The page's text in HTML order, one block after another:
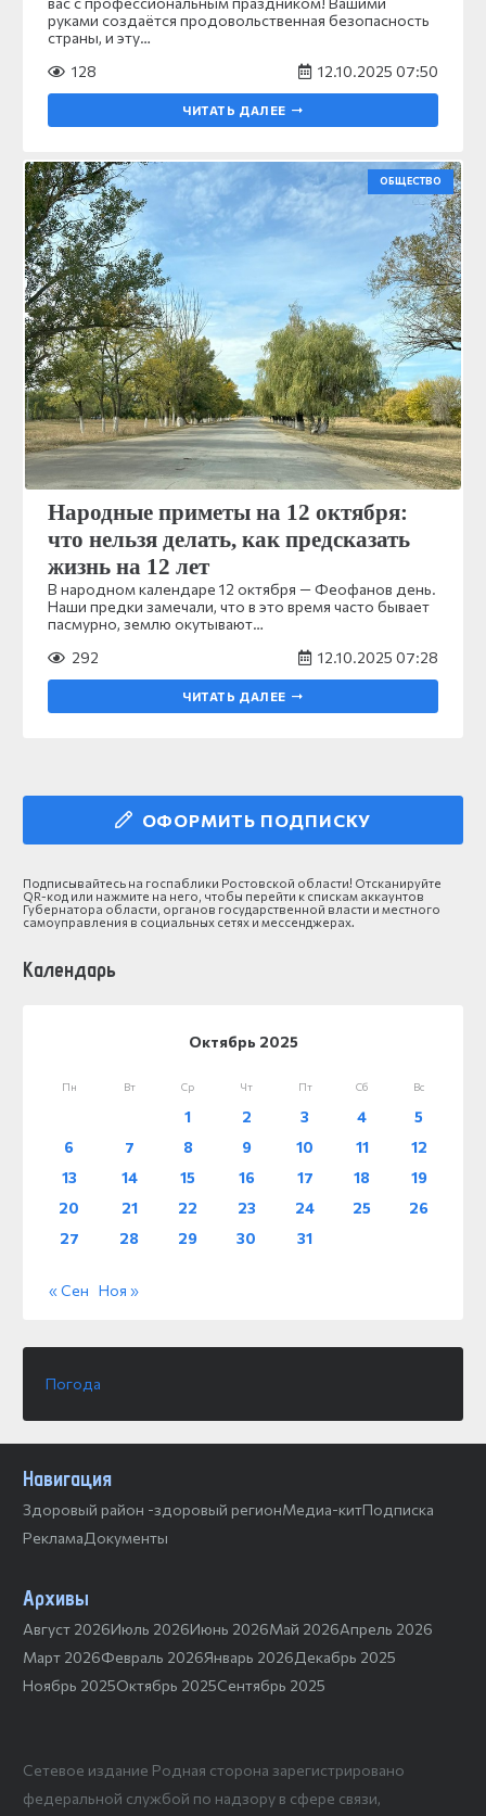
руками создаётся продовольственная безопасность
страны, и эту…
128
12.10.2025 07:50
ЧИТАТЬ ДАЛЕЕ
ОБЩЕСТВО
Народные приметы на 12 октября:
что нельзя делать, как предсказать
жизнь на 12 лет
В народном календаре 12 октября — Феофанов день.
Наши предки замечали, что в это время часто бывает
пасмурно, землю окутывают…
292
12.10.2025 07:28
ЧИТАТЬ ДАЛЕЕ
ОФОРМИТЬ ПОДПИСКУ
Подписывайтесь на госпаблики Ростовской области! Отсканируйте
QR-код или нажмите на него, чтобы перейти к спискам аккаунтов
Губернатора области, органов государственной власти и местного
самоуправления в социальных сетях и мессенджерах.
Календарь
Октябрь 2025
Пн Вт Ср Чт Пт Сб Вс
1 2 3 4
5
6
7 8 9 10 11
12
13
14 15 16 17 18
19
20
21 22 23 24 25
26
27
28 29 30 31
« Сен Ноя »
Погода
Навигация
Здоровый район -здоровый регионМедиа-китПодписка
РекламаДокументы
Архивы
Август 2026Июль 2026Июнь 2026Май 2026Апрель 2026
Март 2026Февраль 2026Январь 2026Декабрь 2025
Ноябрь 2025Октябрь 2025Сентябрь 2025
Сетевое издание Родная сторона зарегистрировано
федеральной службой по надзору в сфере связи,